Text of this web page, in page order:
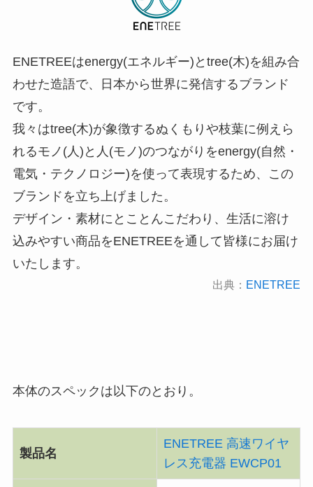
ENETREEはenergy(エネルギー)とtree(木)を組み合
わせた造語で、日本から世界に発信するブランド
です。
我々はtree(木)が象徴するぬくもりや枝葉に例えら
れるモノ(人)と人(モノ)のつながりをenergy(自然・
電気・テクノロジー)を使って表現するため、この
ブランドを立ち上げました。
デザイン・素材にとことんこだわり、生活に溶け
込みやすい商品をENETREEを通して皆様にお届け
いたします。
出典： ENETREE
本体のスペックは以下のとおり。
製品名
ENETREE 高速ワイヤ
レス充電器 EWCP01